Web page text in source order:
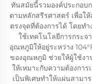
ทันสมัยนี้รวมองค์ประกอบ
ตามหลักสรีรศาสตร์ เพื่อใ
ตรงจุดที่ต้องการได้ โดยท
ใช้เทคโนโลยีการกระ
อุณหภูมิให้อยู่ระหว่าง
ของอุณหภูมิ ช่วยให้ผู้ใช้ง
ให้เหมาะกับความต้องกา
เป็นพิเศษทำให้แผ่นสามา